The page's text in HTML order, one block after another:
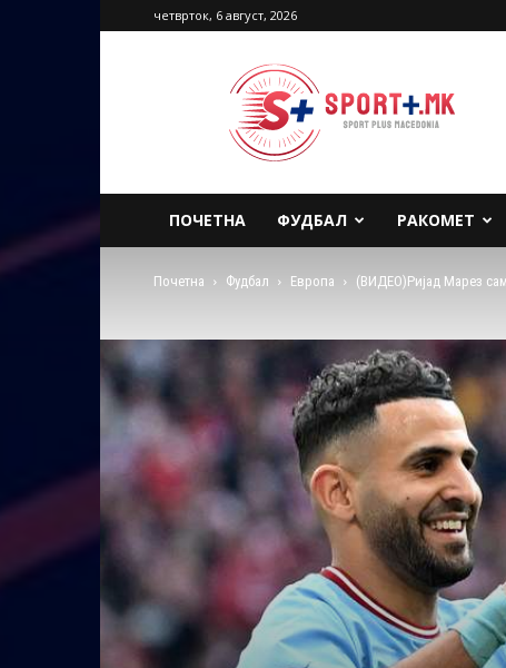
четврток, 6 август, 2026
Sport
Plus
Macedonia
ПОЧЕТНА ФУДБАЛ РАКОМЕТ
Почетна Фудбал Европа (ВИДЕО)Ријад Марез